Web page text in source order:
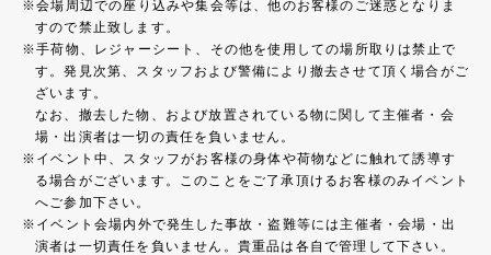
会場周辺での座り込みや集会等は、他のお客様のご迷惑となりま
すので禁止致します。
手荷物、レジャーシート、その他を使用しての場所取りは禁止で
す。発見次第、スタッフおよび警備により撤去させて頂く場合がご
ざいます。
なお、撤去した物、および放置されている物に関して主催者・会
場・出演者は一切の責任を負いません。
イベント中、スタッフがお客様の身体や荷物などに触れて誘導す
る場合がございます。このことをご了承頂けるお客様のみイベント
へご参加下さい。
イベント会場内外で発生した事故・盗難等には主催者・会場・出
演者は一切責任を負いません。貴重品は各自で管理して下さい。